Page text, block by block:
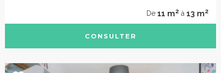
De 11 m2 à 13 m2
CONSULTER